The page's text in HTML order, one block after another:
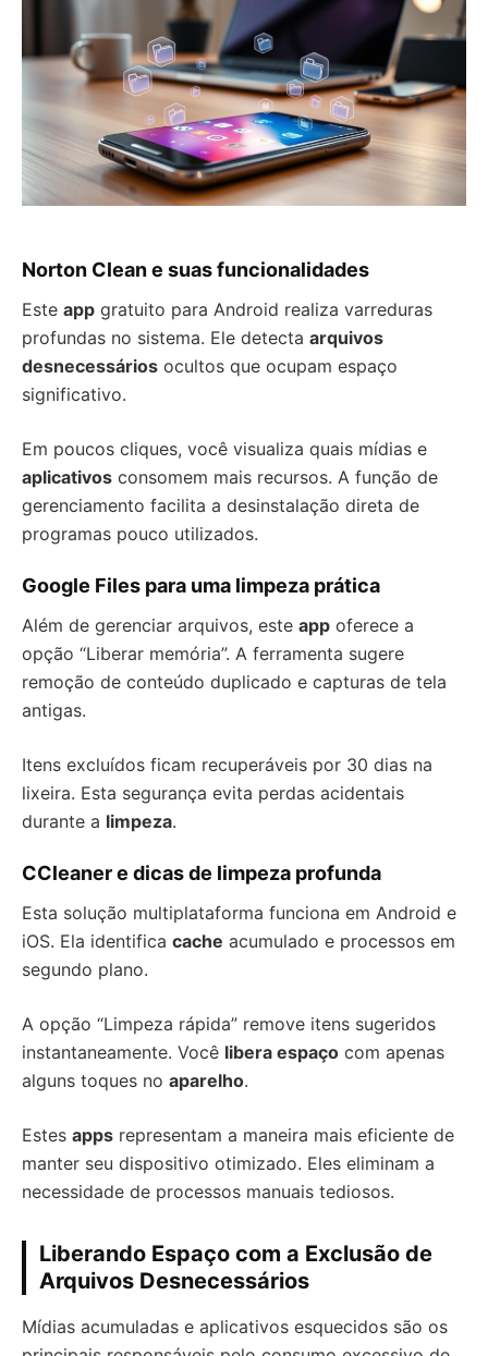
Norton Clean e suas funcionalidades
Este app gratuito para Android realiza varreduras
profundas no sistema. Ele detecta arquivos
desnecessários ocultos que ocupam espaço
significativo.
Em poucos cliques, você visualiza quais mídias e
aplicativos consomem mais recursos. A função de
gerenciamento facilita a desinstalação direta de
programas pouco utilizados.
Google Files para uma limpeza prática
Além de gerenciar arquivos, este app oferece a
opção “Liberar memória”. A ferramenta sugere
remoção de conteúdo duplicado e capturas de tela
antigas.
Itens excluídos ficam recuperáveis por 30 dias na
lixeira. Esta segurança evita perdas acidentais
durante a limpeza.
CCleaner e dicas de limpeza profunda
Esta solução multiplataforma funciona em Android e
iOS. Ela identifica cache acumulado e processos em
segundo plano.
A opção “Limpeza rápida” remove itens sugeridos
instantaneamente. Você libera espaço com apenas
alguns toques no aparelho.
Estes apps representam a maneira mais eficiente de
manter seu dispositivo otimizado. Eles eliminam a
necessidade de processos manuais tediosos.
Liberando Espaço com a Exclusão de
Arquivos Desnecessários
Mídias acumuladas e aplicativos esquecidos são os